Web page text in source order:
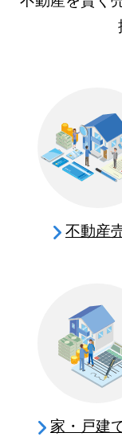
不動産
家・戸建